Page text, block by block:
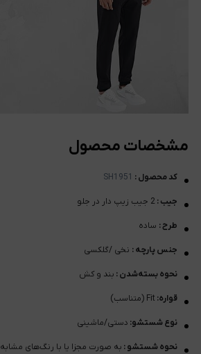
مشخصات محصول
کد محصول : SH1951
جیب : 2 جیب زیپ دار در جلو
طرح : ساده
جنس پارچه : نخی /گلکسی
نحوه بسته‌شدن : بند و کش
قواره: Fit (متناسب)
نوع شستشو: دستی/ماشینی
نحوه شستشو : به صورت مجزا یا با رنگ‌های مشابه